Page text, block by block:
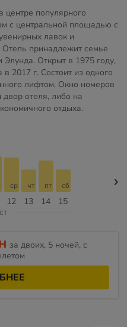
популярного
с центральной площадью с
лавок и
Отель принадлежит семье
Открыт в 1975 году,
2017 г. Состоит из одного
лифтом. Окно номеров
двор отеля, либо на
отдыха.
12
ср
13
чт
14
пт
15
сб
за двоих, 5 ночей, c